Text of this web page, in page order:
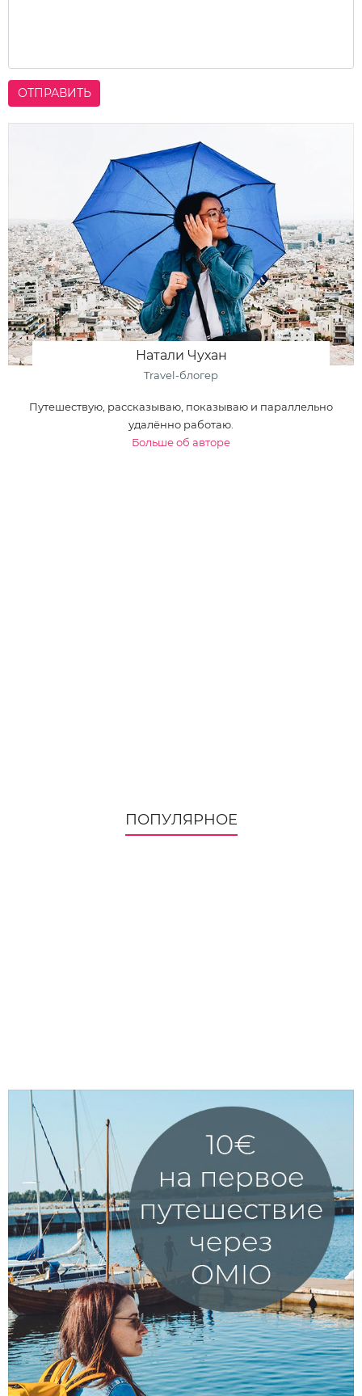
ОТПРАВИТЬ
Натали Чухан
Travel-блогер
Путешествую, рассказываю, показываю и параллельно
удалённо работаю.
Больше об авторе
ПОПУЛЯРНОЕ